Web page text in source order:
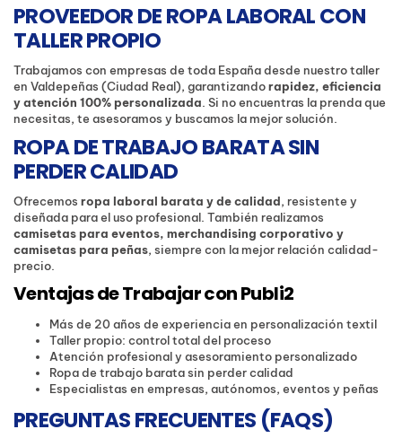
PROVEEDOR DE ROPA LABORAL CON
TALLER PROPIO
Trabajamos con empresas de toda España desde nuestro taller
en Valdepeñas (Ciudad Real), garantizandorapidez, eficiencia
y atención 100% personalizada . Si no encuentras la prenda que
necesitas, te asesoramos y buscamos la mejor solución.
ROPA DE TRABAJO BARATA SIN
PERDER CALIDAD
Ofrecemos ropa laboral barata y de calidad, resistente y
diseñada para el uso profesional. También realizamos
camisetas para eventos, merchandising corporativo y
camisetas para peñas, siempre con la mejor relación calidad-
precio.
Ventajas de Trabajar con Publi2
Más de 20 años de experiencia en personalización textil
Taller propio: control total del proceso
Atención profesional y asesoramiento personalizado
Ropa de trabajo barata sin perder calidad
Especialistas en empresas, autónomos, eventos y peñas
PREGUNTAS FRECUENTES (FAQS)